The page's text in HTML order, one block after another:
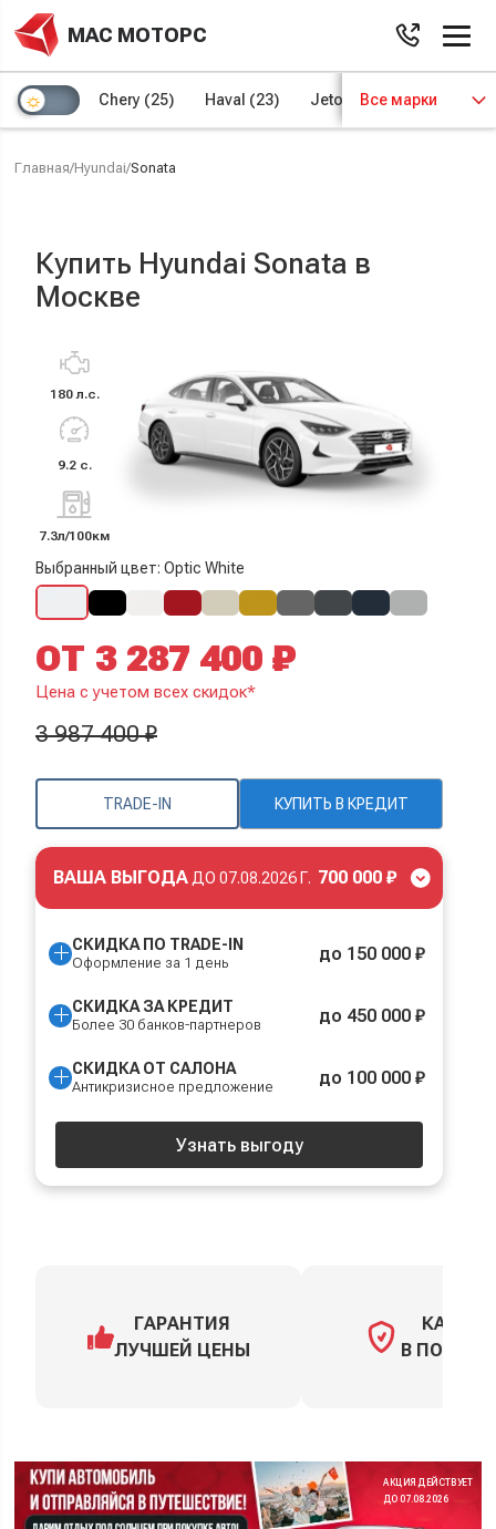
МАС МОТОРС
Chery (25) Haval (23) Jetour (8) Kaiyi (4)
Все марки
Главная/Hyundai/Sonata
Купить Hyundai Sonata в
Москве
180 л.с.
9.2 с.
7.3л/100км
Выбранный цвет: Optic White
TRADE-IN КУПИТЬ В КРЕДИТ
ОТ 3 287 400 ₽
Цена с учетом всех скидок*
3 987 400 ₽
ВАША ВЫГОДА ДО 07.08.2026 Г. 700 000 ₽
СКИДКА ПО TRADE-IN
Оформление за 1 день до 150 000 ₽
СКИДКА ЗА КРЕДИТ
Более 30 банков-партнеров до 450 000 ₽
СКИДКА ОТ САЛОНА
Антикризисное предложение до 100 000 ₽
Узнать выгоду
ГАРАНТИЯ
ЛУЧШЕЙ ЦЕНЫ
КАСКО
В
АКЦИЯ ДЕЙСТВУЕТ
ДО 07.08.2026